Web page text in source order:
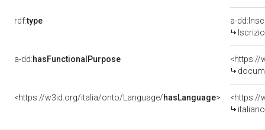
rdf:type
a-
a-dd:hasFunctionalPurpose
<https://
<https://w3id.org/italia/onto/Language/hasLanguage>
<https://
italiano